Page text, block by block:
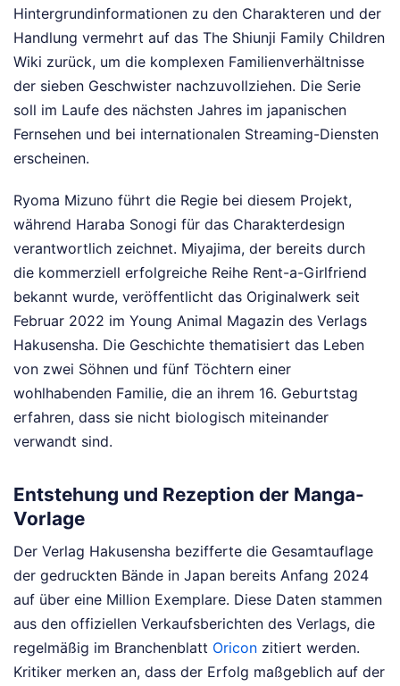
Hintergrundinformationen zu den Charakteren und der
Handlung vermehrt auf das The Shiunji Family Children
Wiki zurück, um die komplexen Familienverhältnisse
der sieben Geschwister nachzuvollziehen. Die Serie
soll im Laufe des nächsten Jahres im japanischen
Fernsehen und bei internationalen Streaming-Diensten
erscheinen.
Ryoma Mizuno führt die Regie bei diesem Projekt,
während Haraba Sonogi für das Charakterdesign
verantwortlich zeichnet. Miyajima, der bereits durch
die kommerziell erfolgreiche Reihe Rent-a-Girlfriend
bekannt wurde, veröffentlicht das Originalwerk seit
Februar 2022 im Young Animal Magazin des Verlags
Hakusensha. Die Geschichte thematisiert das Leben
von zwei Söhnen und fünf Töchtern einer
wohlhabenden Familie, die an ihrem 16. Geburtstag
erfahren, dass sie nicht biologisch miteinander
verwandt sind.
Entstehung und Rezeption der Manga-
Vorlage
Der Verlag Hakusensha bezifferte die Gesamtauflage
der gedruckten Bände in Japan bereits Anfang 2024
auf über eine Million Exemplare. Diese Daten stammen
aus den offiziellen Verkaufsberichten des Verlags, die
regelmäßig im Branchenblatt Oricon zitiert werden.
Kritiker merken an, dass der Erfolg maßgeblich auf der